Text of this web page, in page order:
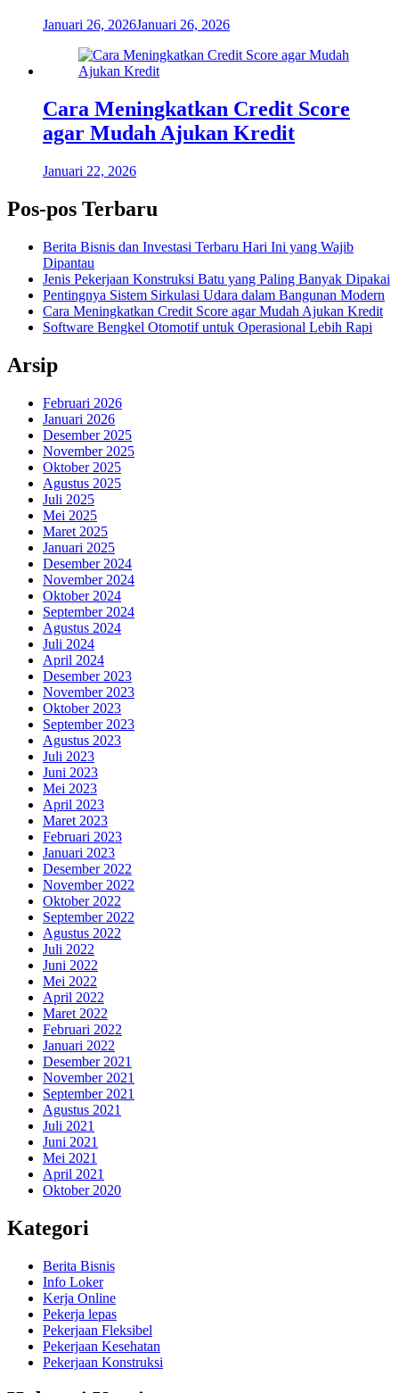
Januari 26, 2026Januari 26, 2026
Cara Meningkatkan Credit Score
agar Mudah Ajukan Kredit
Januari 22, 2026
Pos-pos Terbaru
Berita Bisnis dan Investasi Terbaru Hari Ini yang Wajib
Dipantau
Jenis Pekerjaan Konstruksi Batu yang Paling Banyak Dipakai
Pentingnya Sistem Sirkulasi Udara dalam Bangunan Modern
Cara Meningkatkan Credit Score agar Mudah Ajukan Kredit
Software Bengkel Otomotif untuk Operasional Lebih Rapi
Arsip
Februari 2026
Januari 2026
Desember 2025
November 2025
Oktober 2025
Agustus 2025
Juli 2025
Mei 2025
Maret 2025
Januari 2025
Desember 2024
November 2024
Oktober 2024
September 2024
Agustus 2024
Juli 2024
April 2024
Desember 2023
November 2023
Oktober 2023
September 2023
Agustus 2023
Juli 2023
Juni 2023
Mei 2023
April 2023
Maret 2023
Februari 2023
Januari 2023
Desember 2022
November 2022
Oktober 2022
September 2022
Agustus 2022
Juli 2022
Juni 2022
Mei 2022
April 2022
Maret 2022
Februari 2022
Januari 2022
Desember 2021
November 2021
September 2021
Agustus 2021
Juli 2021
Juni 2021
Mei 2021
April 2021
Oktober 2020
Kategori
Berita Bisnis
Info Loker
Kerja Online
Pekerja lepas
Pekerjaan Fleksibel
Pekerjaan Kesehatan
Pekerjaan Konstruksi